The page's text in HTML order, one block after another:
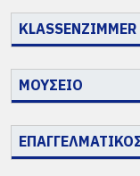
KLASSENZIMMER
ΜΟΥΣΕΙΟ